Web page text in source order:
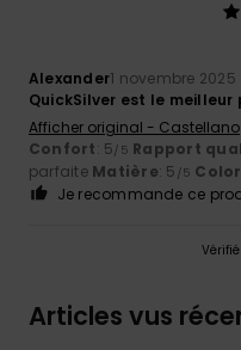
Alexander1 novembre 2025
QuickSilver est le meilleur
Afficher original - Castellano
Confort: 5/5 Rapport
parfaite Matière: 5 /5
Je recommande ce
Articles vus